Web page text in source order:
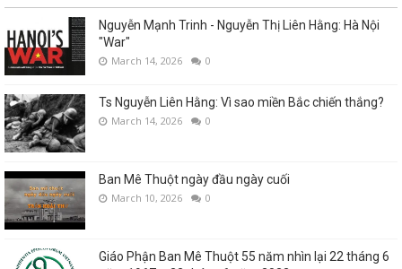
Nguyễn Mạnh Trinh - Nguyễn Thị Liên Hằng: Hà Nội
"War"
March 14, 2026 0
Ts Nguyễn Liên Hằng: Vì sao miền Bắc chiến thắng?
March 14, 2026 0
Ban Mê Thuột ngày đầu ngày cuối
March 10, 2026 0
Giáo Phận Ban Mê Thuột 55 năm nhìn lại 22 tháng 6